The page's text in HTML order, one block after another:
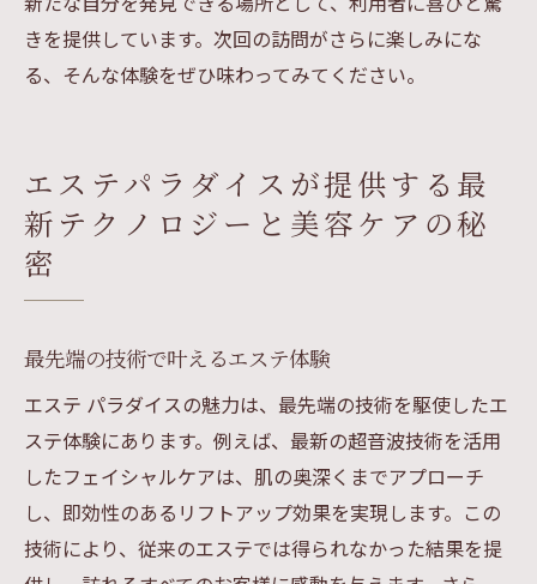
きを提供しています。次回の訪問がさらに楽しみにな
る、そんな体験をぜひ味わってみてください。
エステパラダイスが提供する最
新テクノロジーと美容ケアの秘
密
最先端の技術で叶えるエステ体験
エステ パラダイスの魅力は、最先端の技術を駆使したエ
ステ体験にあります。例えば、最新の超音波技術を活用
したフェイシャルケアは、肌の奥深くまでアプローチ
し、即効性のあるリフトアップ効果を実現します。この
技術により、従来のエステでは得られなかった結果を提